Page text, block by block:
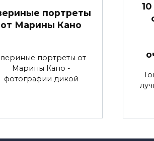
портреты
от Марины Кано
портреты от
Марины Кано -
фотографии дикой